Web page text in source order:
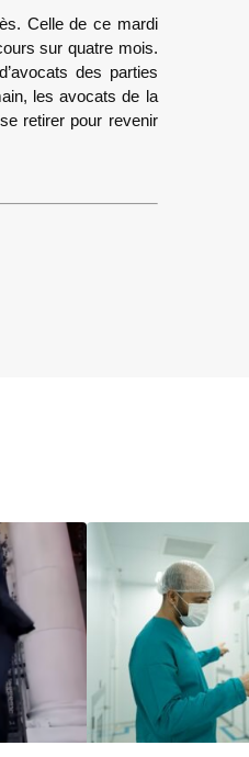
Celle de ce mardi
sur quatre mois.
des parties
les avocats de la
retirer pour revenir